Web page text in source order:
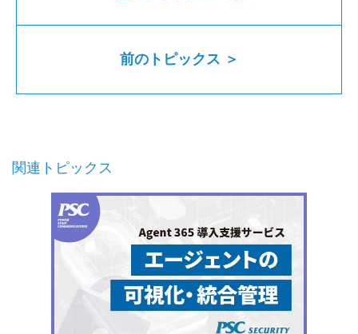
前のトピックス ＞
関連トピックス